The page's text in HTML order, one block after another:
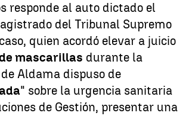
responde al auto dictado el
del Tribunal Supremo
quien acordó elevar a juicio
mascarillas durante la
Aldama dispuso de
" sobre la urgencia sanitaria
de Gestión, presentar una